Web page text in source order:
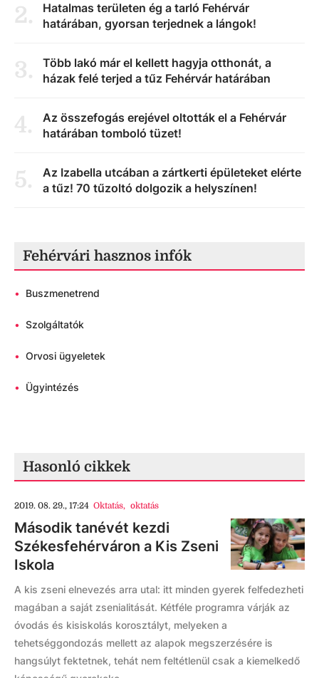
2.
Hatalmas területen ég a tarló Fehérvár
határában, gyorsan terjednek a lángok!
3.
Több lakó már el kellett hagyja otthonát, a
házak felé terjed a tűz Fehérvár határában
4.
Az összefogás erejével oltották el a Fehérvár
határában tomboló tüzet!
5.
Az Izabella utcában a zártkerti épületeket elérte
a tűz! 70 tűzoltó dolgozik a helyszínen!
Fehérvári hasznos infók
• Buszmenetrend
• Szolgáltatók
• Orvosi ügyeletek
• Ügyintézés
Hasonló cikkek
2019. 08. 29., 17:24 Oktatás, oktatás
Második tanévét kezdi
Székesfehérváron a Kis Zseni
Iskola
A kis zseni elnevezés arra utal: itt minden gyerek felfedezheti
magában a saját zsenialitását. Kétféle programra várják az
óvodás és kisiskolás korosztályt, melyeken a
tehetséggondozás mellett az alapok megszerzésére is
hangsúlyt fektetnek, tehát nem feltétlenül csak a kiemelkedő